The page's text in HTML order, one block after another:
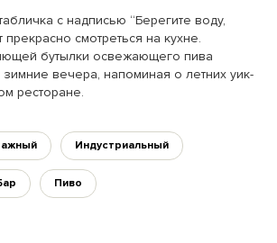
с надписью “Берегите воду,
прекрасно смотреться на кухне.
бутылки освежающего пива
зимние вечера, напоминая о летних уик-
ресторане.
Индустриальный
Пиво